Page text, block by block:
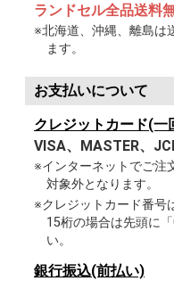
ランドセル全品送料
※北海道、沖縄、離島は
ます。
お支払いについて
クレジットカード(一
VISA、MASTER、
※インターネットでご注
対象外となります。
※クレジットカード番号
15桁の場合は先頭に
い。
銀行振込(前払い)